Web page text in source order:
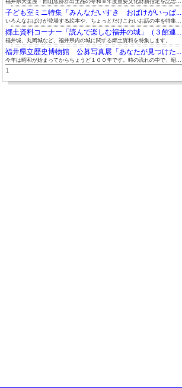
福井県大釜屋・西山窯跡群出土品の令和８年度重要文化財新指定を記念...
子ども室ミニ特集「みんなだいすき おばけがいっぱ...
いろんなおばけが登場する絵本や、ちょっとだけこわいお話の本を特集...
郷土資料コーナー「読んで楽しむ福井の城」（３館連...
福井城、丸岡城など、福井県内の城に関する郷土資料を特集します。
福井県立歴史博物館 公募写真展「あなたが見つけた...
今年は昭和が始まってからちょうど１００年です。時の流れの中で、昭...
1